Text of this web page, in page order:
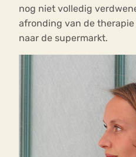
nog niet volledig
afronding van de
naar de supermarkt.